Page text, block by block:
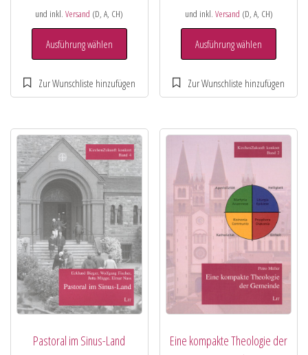
und inkl.Versand (D, A, CH)
Ausführung wählen
und inkl. Versand (D, A, CH)
Ausführung wählen
Pastoral im Sinus-Land
Eine kompakte Theologie der